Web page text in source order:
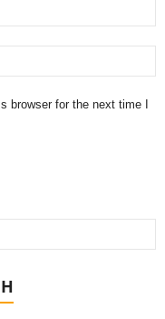
browser for the next time I